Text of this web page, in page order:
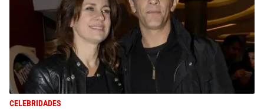
CELEBRIDADES